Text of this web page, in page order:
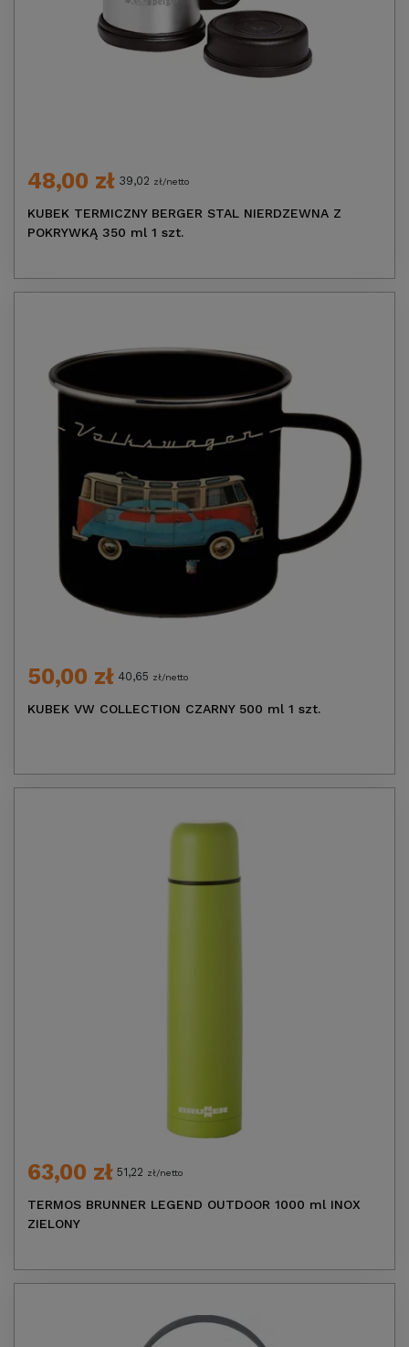
48,00 zł 39,02 zł/netto
KUBEK TERMICZNY BERGER STAL NIERDZEWNA Z
POKRYWKĄ 350 ml 1 szt.
50,00 zł 40,65 zł/netto
KUBEK VW COLLECTION CZARNY 500 ml 1 szt.
63,00 zł 51,22 zł/netto
TERMOS BRUNNER LEGEND OUTDOOR 1000 ml INOX
ZIELONY